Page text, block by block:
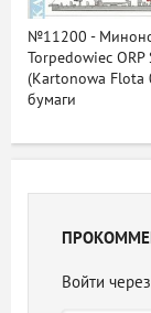
№11200 -
Torpedowiec ORP
(Kartonowa Flota
бумаги